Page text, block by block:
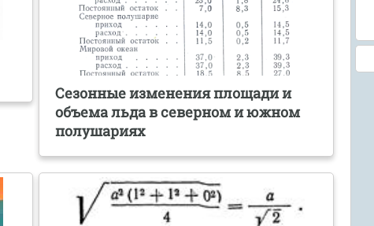
Сезонные изменения площади и
объема льда в северном и южном
полушариях